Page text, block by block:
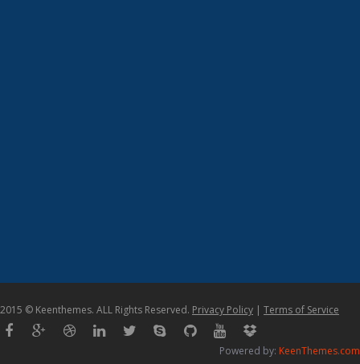
2015 © Keenthemes. ALL Rights Reserved. Privacy Policy | Terms of Service
Powered by: KeenThemes.com